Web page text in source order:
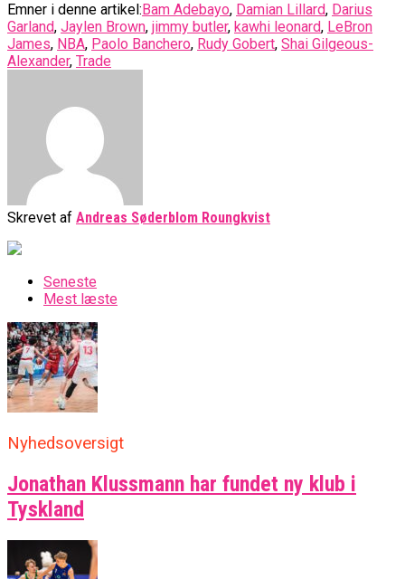
Emner i denne artikel: Bam Adebayo, Damian Lillard, Darius
Garland, Jaylen Brown, jimmy butler, kawhi leonard, LeBron
James, NBA, Paolo Banchero, Rudy Gobert, Shai Gilgeous-
Alexander, Trade
Skrevet af Andreas Søderblom Roungkvist
Seneste
Mest læste
Nyhedsoversigt
Jonathan Klussmann har fundet ny klub i
Tyskland